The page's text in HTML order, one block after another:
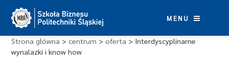
content
MENU
Strona główna >centrum >oferta > Interdyscyplinarne
wynalazki i know how